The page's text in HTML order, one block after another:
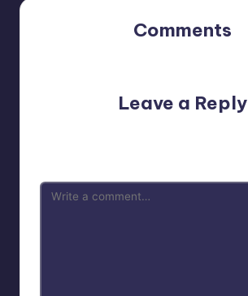
Comments
Leave a Reply